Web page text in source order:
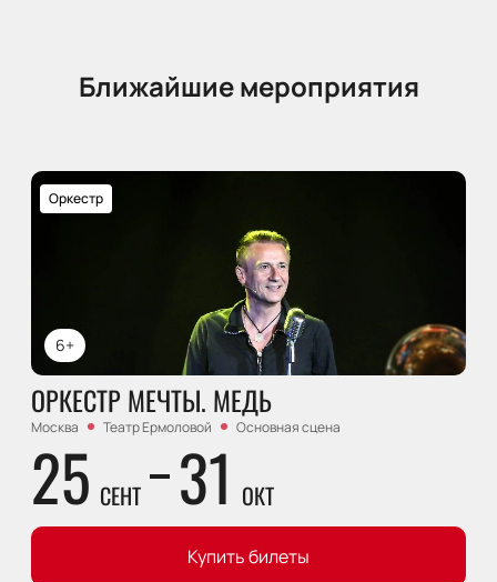
Ближайшие мероприятия
6+
Оркестр
ОРКЕСТР МЕЧТЫ. МЕДЬ
Москва Театр Ермоловой Основная сцена
25 СЕНТ 31 ОКТ
Купить билеты